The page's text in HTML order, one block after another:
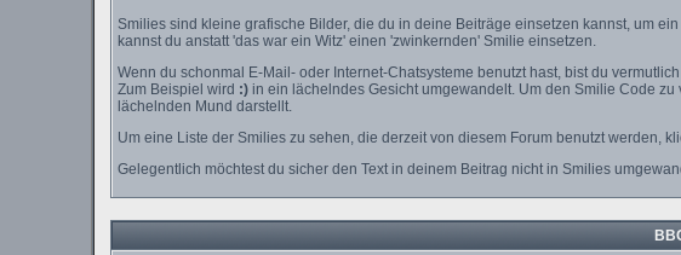
Smilies sind kleine grafische Bilder, die du in deine Beiträge einsetzen kannst, um
kannst du anstatt 'das war ein Witz' einen 'zwinkernden' Smilie einsetzen.
Wenn du schonmal E-Mail- oder Internet-Chatsysteme benutzt hast, bist du
Zum Beispiel wird :)in ein lächelndes Gesicht umgewandelt. Um den Smilie Code
lächelnden Mund darstellt.
Um eine Liste der Smilies zu sehen, die derzeit von diesem Forum benutzt werden,
Gelegentlich möchtest du sicher den Text in deinem Beitrag nicht in Smilies